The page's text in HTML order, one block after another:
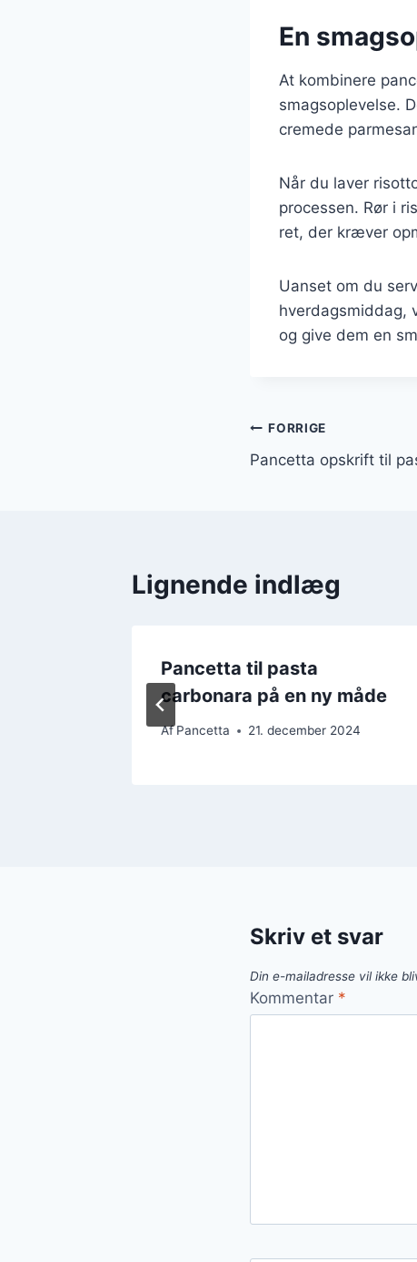
En
At kombinere
smagsoplevelse.
cremede
Når du laver
processen. Rør i
ret, der kræver
Uanset om du
hverdagsmiddag,
og give dem en
FORRIGE
Pancetta opskrift til
Lignende indlæg
Pancetta til pasta
carbonara på en ny måde
Af Pancetta 21. december 2024
Skriv et svar
Din e-mailadresse vil ikke
Kommentar *